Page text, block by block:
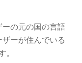
の元の国の言語
ーが住んでいる
。